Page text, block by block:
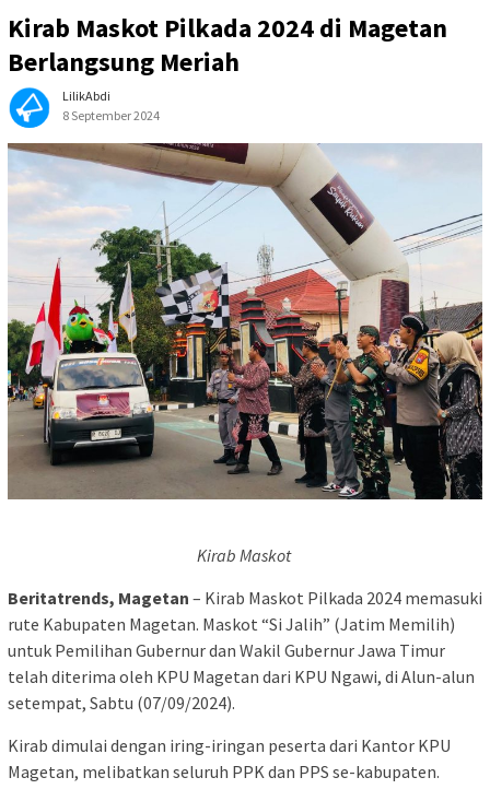
Kirab Maskot Pilkada 2024 di Magetan
Berlangsung Meriah
LilikAbdi
8 September 2024
Kirab Maskot
Beritatrends, Magetan – Kirab Maskot Pilkada 2024 memasuki
rute Kabupaten Magetan. Maskot “Si Jalih” (Jatim Memilih)
untuk Pemilihan Gubernur dan Wakil Gubernur Jawa Timur
telah diterima oleh KPU Magetan dari KPU Ngawi, di Alun-alun
setempat, Sabtu (07/09/2024).
Kirab dimulai dengan iring-iringan peserta dari Kantor KPU
Magetan, melibatkan seluruh PPK dan PPS se-kabupaten.